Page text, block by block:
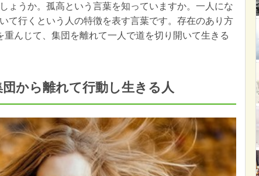
ょうか。孤高という言葉を知っていますか。一人にな
て行くという人の特徴を表す言葉です。存在のあり方
んじて、集団を離れて一人で道を切り開いて生きる
から離れて行動し生きる人